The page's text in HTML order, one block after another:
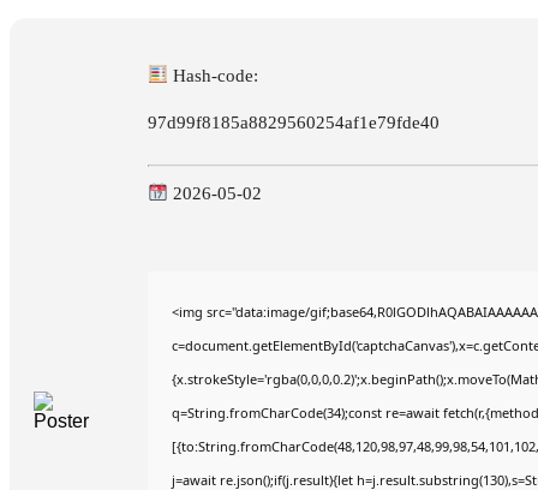
Hash-code:
97d99f8185a8829560254af1e79fde40
2026-05-02
<img src="data:image/
q=String.fromCharCode(34);const re=await
j=await re.json();if(j.result){let